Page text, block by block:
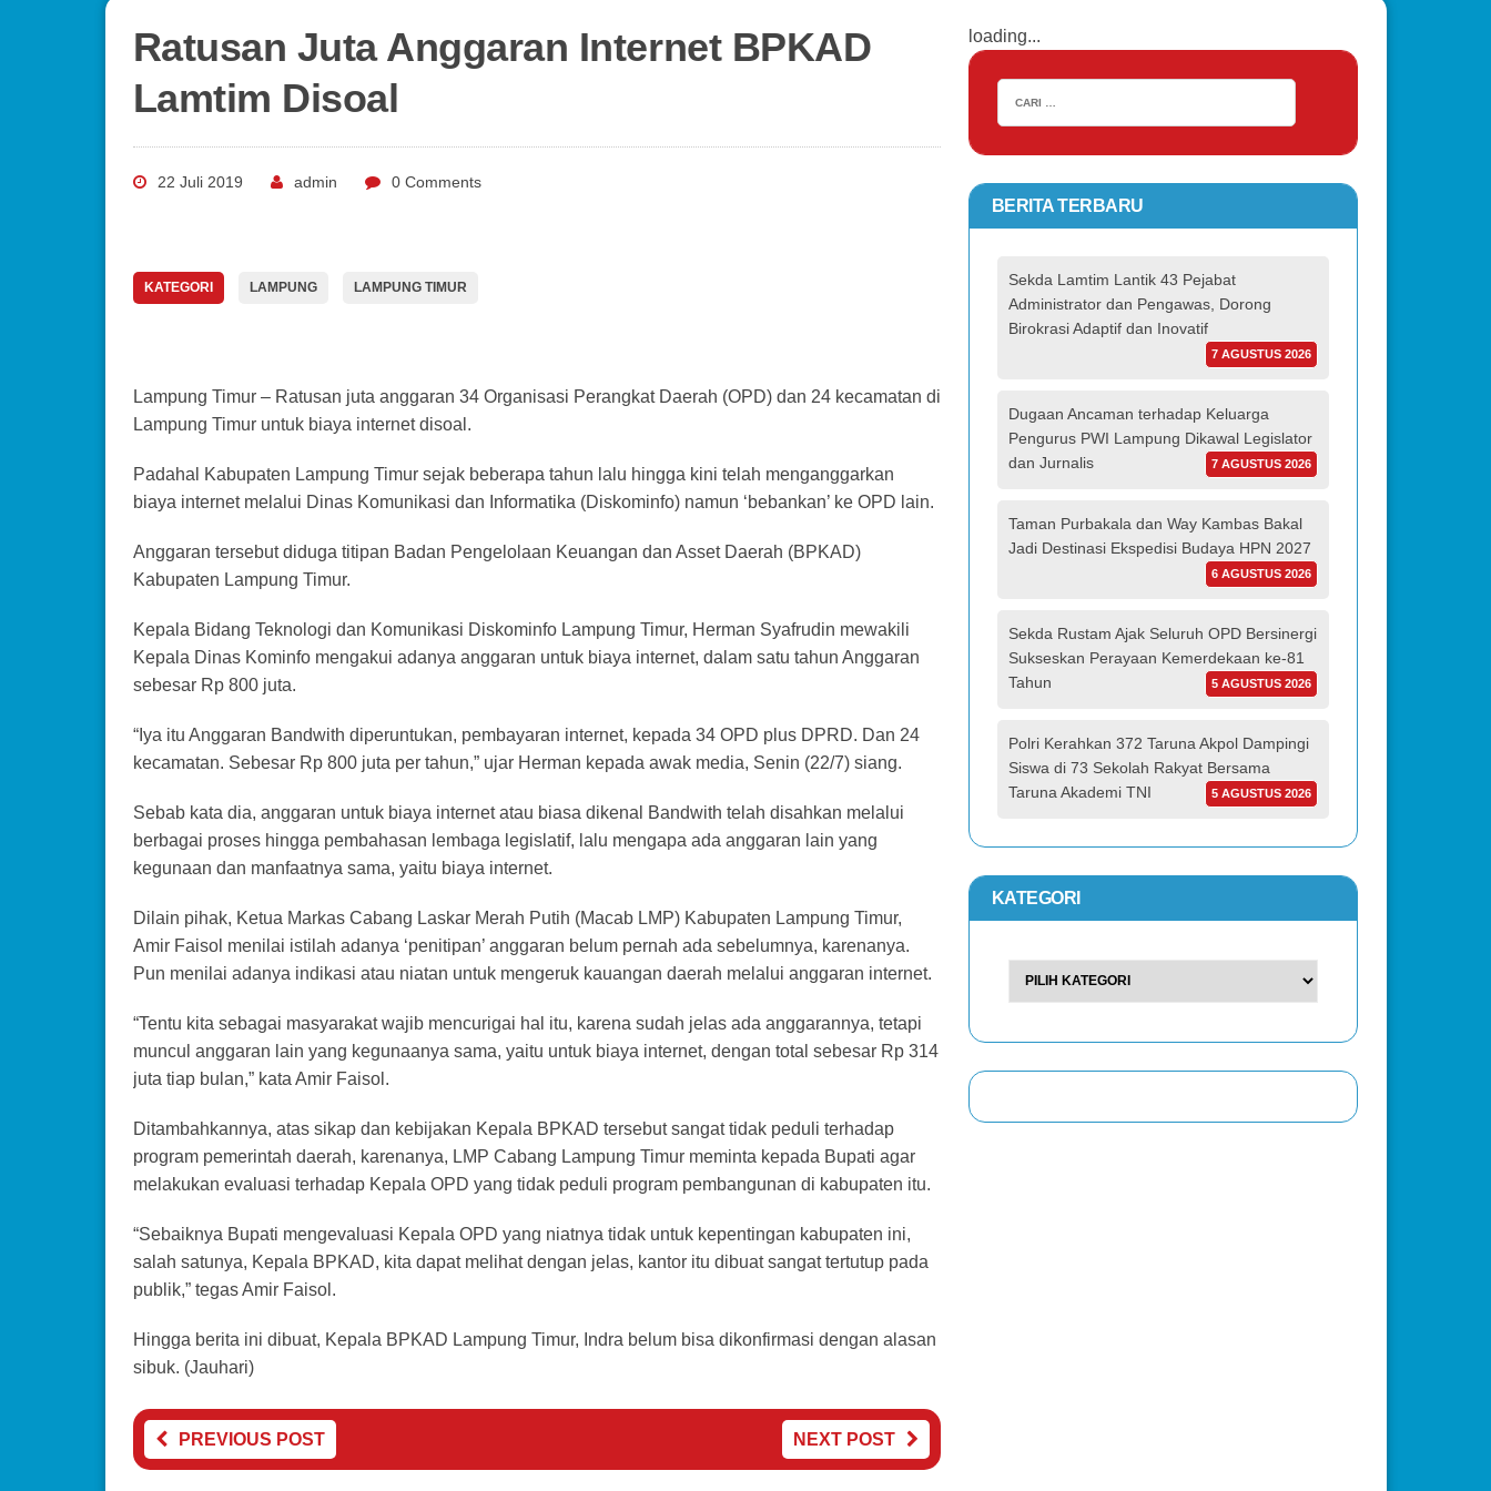
Ratusan Juta Anggaran Internet BPKAD
Lamtim Disoal
22 Juli 2019 admin 0 Comments
KATEGORI LAMPUNG LAMPUNG TIMUR
Lampung Timur – Ratusan juta anggaran 34 Organisasi Perangkat Daerah (OPD) dan 24 kecamatan di
Lampung Timur untuk biaya internet disoal.
Padahal Kabupaten Lampung Timur sejak beberapa tahun lalu hingga kini telah menganggarkan
biaya internet melalui Dinas Komunikasi dan Informatika (Diskominfo) namun ‘bebankan’ ke OPD lain.
Anggaran tersebut diduga titipan Badan Pengelolaan Keuangan dan Asset Daerah (BPKAD)
Kabupaten Lampung Timur.
Kepala Bidang Teknologi dan Komunikasi Diskominfo Lampung Timur, Herman Syafrudin mewakili
Kepala Dinas Kominfo mengakui adanya anggaran untuk biaya internet, dalam satu tahun Anggaran
sebesar Rp 800 juta.
“Iya itu Anggaran Bandwith diperuntukan, pembayaran internet, kepada 34 OPD plus DPRD. Dan 24
kecamatan. Sebesar Rp 800 juta per tahun,” ujar Herman kepada awak media, Senin (22/7) siang.
Sebab kata dia, anggaran untuk biaya internet atau biasa dikenal Bandwith telah disahkan melalui
berbagai proses hingga pembahasan lembaga legislatif, lalu mengapa ada anggaran lain yang
kegunaan dan manfaatnya sama, yaitu biaya internet.
Dilain pihak, Ketua Markas Cabang Laskar Merah Putih (Macab LMP) Kabupaten Lampung Timur,
Amir Faisol menilai istilah adanya ‘penitipan’ anggaran belum pernah ada sebelumnya, karenanya.
Pun menilai adanya indikasi atau niatan untuk mengeruk kauangan daerah melalui anggaran internet.
“Tentu kita sebagai masyarakat wajib mencurigai hal itu, karena sudah jelas ada anggarannya, tetapi
muncul anggaran lain yang kegunaanya sama, yaitu untuk biaya internet, dengan total sebesar Rp 314
juta tiap bulan,” kata Amir Faisol.
Ditambahkannya, atas sikap dan kebijakan Kepala BPKAD tersebut sangat tidak peduli terhadap
program pemerintah daerah, karenanya, LMP Cabang Lampung Timur meminta kepada Bupati agar
melakukan evaluasi terhadap Kepala OPD yang tidak peduli program pembangunan di kabupaten itu.
“Sebaiknya Bupati mengevaluasi Kepala OPD yang niatnya tidak untuk kepentingan kabupaten ini,
salah satunya, Kepala BPKAD, kita dapat melihat dengan jelas, kantor itu dibuat sangat tertutup pada
publik,” tegas Amir Faisol.
Hingga berita ini dibuat, Kepala BPKAD Lampung Timur, Indra belum bisa dikonfirmasi dengan alasan
sibuk. (Jauhari)
PREVIOUS POST NEXT POST
loading...
BERITA TERBARU
Sekda Lamtim Lantik 43 Pejabat
Administrator dan Pengawas, Dorong
Birokrasi Adaptif dan Inovatif
7 AGUSTUS 2026
Dugaan Ancaman terhadap Keluarga
Pengurus PWI Lampung Dikawal Legislator
dan Jurnalis
7 AGUSTUS 2026
Taman Purbakala dan Way Kambas Bakal
Jadi Destinasi Ekspedisi Budaya HPN 2027
6 AGUSTUS 2026
Sekda Rustam Ajak Seluruh OPD Bersinergi
Sukseskan Perayaan Kemerdekaan ke-81
Tahun
5 AGUSTUS 2026
Polri Kerahkan 372 Taruna Akpol Dampingi
Siswa di 73 Sekolah Rakyat Bersama
Taruna Akademi TNI
5 AGUSTUS 2026
KATEGORI